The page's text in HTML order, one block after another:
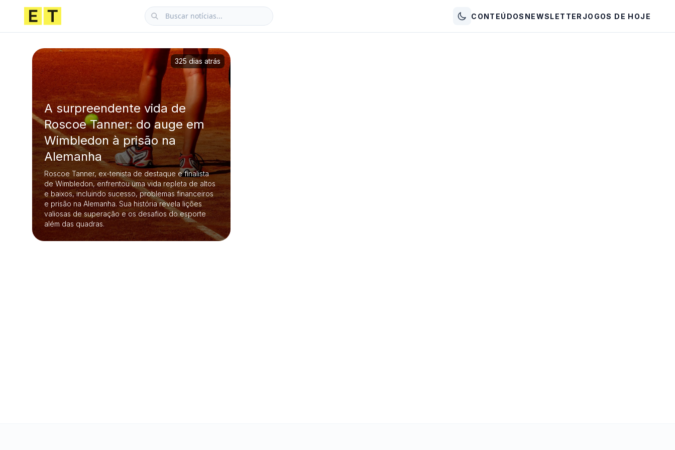
CONTEÚDOS NEWSLETTER JOGOS DE HOJE
A surpreendente vida de
Roscoe Tanner: do auge em
Wimbledon à prisão na
Alemanha
Roscoe Tanner, ex-tenista de destaque e finalista
de Wimbledon, enfrentou uma vida repleta de altos
e baixos, incluindo sucesso, problemas financeiros
e prisão na Alemanha. Sua história revela lições
valiosas de superação e os desafios do esporte
além das quadras.
325 dias atrás